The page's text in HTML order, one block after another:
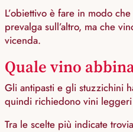
L’obiettivo è fare in modo
prevalga sull’altro, ma che
vicenda.
Quale vino
Gli antipasti e gli stuzzichini
quindi richiedono vini
Tra le scelte più indicate